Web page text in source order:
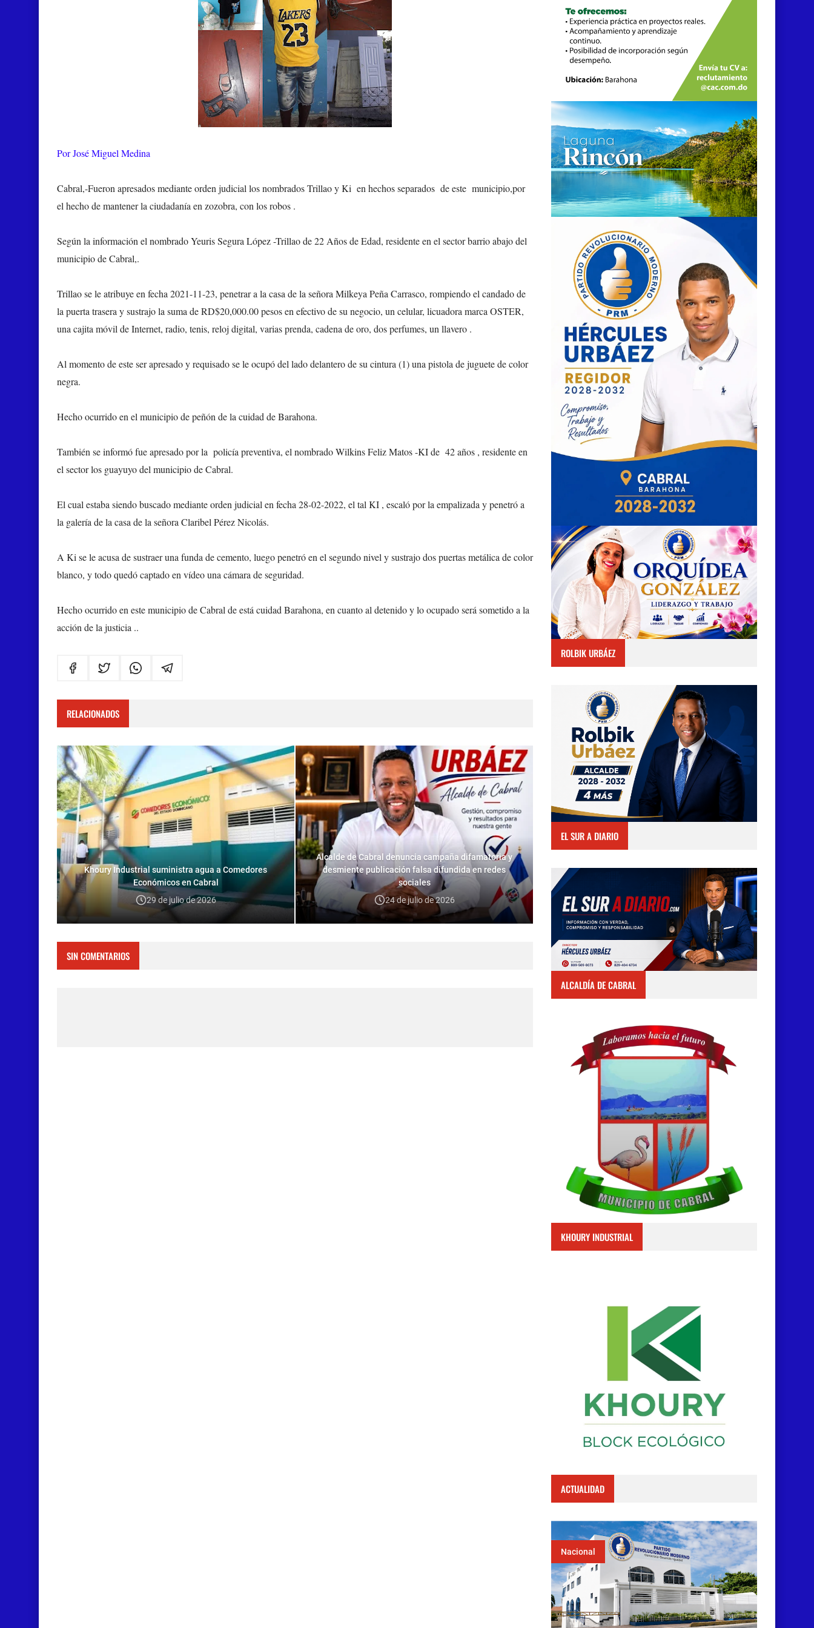
Por José Miguel Medina
Cabral,-Fueron apresados mediante orden judicial los nombrados Trillao y Ki en hechos separados de este municipio,por
el hecho de mantener la ciudadanía en zozobra, con los robos .
Según la información el nombrado Yeuris Segura López -Trillao de 22 Años de Edad, residente en el sector barrio abajo del
municipio de Cabral,.
Trillao se le atribuye en fecha 2021-11-23, penetrar a la casa de la señora Milkeya Peña Carrasco, rompiendo el candado de
la puerta trasera y sustrajo la suma de RD$20,000.00 pesos en efectivo de su negocio, un celular, licuadora marca OSTER,
una cajita móvil de Internet, radio, tenis, reloj digital, varias prenda, cadena de oro, dos perfumes, un llavero .
Al momento de este ser apresado y requisado se le ocupó del lado delantero de su cintura (1) una pistola de juguete de color
negra.
Hecho ocurrido en el municipio de peñón de la cuidad de Barahona.
También se informó fue apresado por la policía preventiva, el nombrado Wilkins Feliz Matos -KI de 42 años , residente en
el sector los guayuyo del municipio de Cabral.
El cual estaba siendo buscado mediante orden judicial en fecha 28-02-2022, el tal KI , escaló por la empalizada y penetró a
la galería de la casa de la señora Claribel Pérez Nicolás.
A Ki se le acusa de sustraer una funda de cemento, luego penetró en el segundo nivel y sustrajo dos puertas metálica de color
blanco, y todo quedó captado en vídeo una cámara de seguridad.
Hecho ocurrido en este municipio de Cabral de está cuidad Barahona, en cuanto al detenido y lo ocupado será sometido a la
acción de la justicia ..
RELACIONADOS
Khoury Industrial suministra agua a Comedores
Económicos en Cabral
29 de julio de 2026
Alcalde de Cabral denuncia campaña difamatoria y
desmiente publicación falsa difundida en redes
sociales
24 de julio de 2026
SIN COMENTARIOS
ROLBIK URBÁEZ
EL SUR A DIARIO
ALCALDÍA DE CABRAL
KHOURY INDUSTRIAL
ACTUALIDAD
Nacional